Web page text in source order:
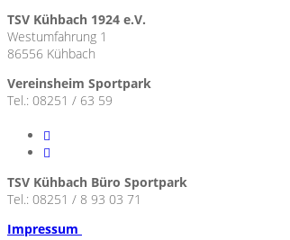
TSV Kühbach 1924 e.V.
Westumfahrung 1
86556 Kühbach
Vereinsheim Sportpark
Tel.: 08251 / 63 59
TSV Kühbach Büro Sportpark
Tel.: 08251 / 8 93 03 71
Impressum